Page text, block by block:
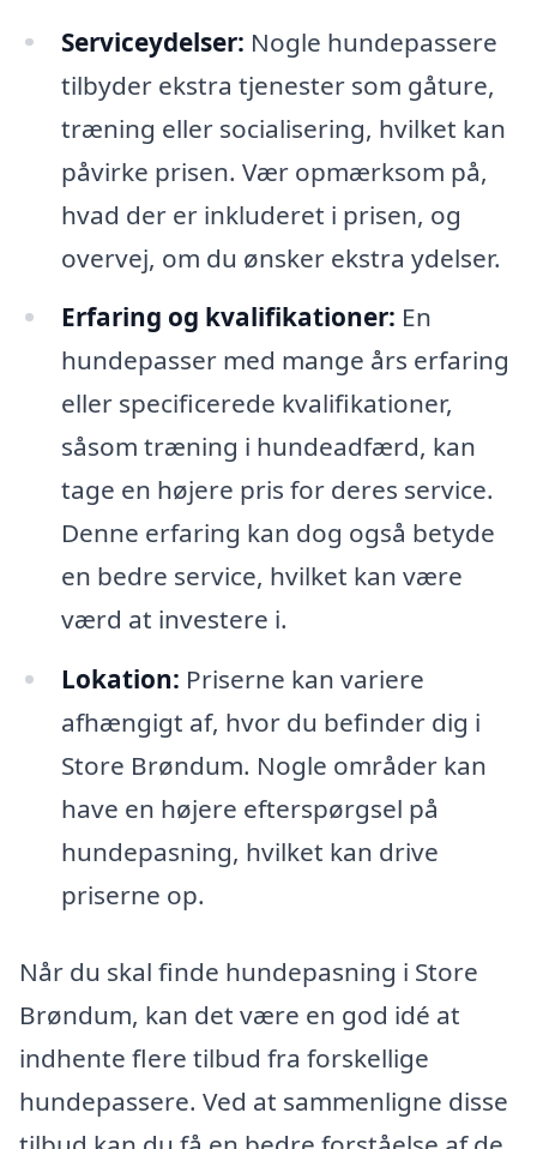
Serviceydelser: Nogle hundepassere
tilbyder ekstra tjenester som gåture,
træning eller socialisering, hvilket kan
påvirke prisen. Vær opmærksom på,
hvad der er inkluderet i prisen, og
overvej, om du ønsker ekstra ydelser.
Erfaring og kvalifikationer: En
hundepasser med mange års erfaring
eller specificerede kvalifikationer,
såsom træning i hundeadfærd, kan
tage en højere pris for deres service.
Denne erfaring kan dog også betyde
en bedre service, hvilket kan være
værd at investere i.
Lokation: Priserne kan variere
afhængigt af, hvor du befinder dig i
Store Brøndum. Nogle områder kan
have en højere efterspørgsel på
hundepasning, hvilket kan drive
priserne op.
Når du skal finde hundepasning i Store
Brøndum, kan det være en god idé at
indhente flere tilbud fra forskellige
hundepassere. Ved at sammenligne disse